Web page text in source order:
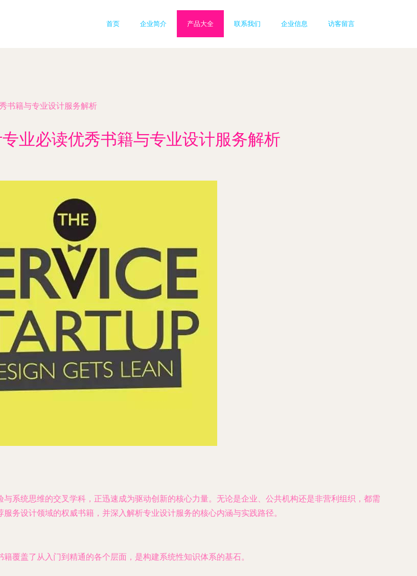
首页 企业简介 产品大全 联系我们 企业信息 访客留言
书籍与专业设计服务解析
业必读优秀书籍与专业设计服务解析
系统思维的交叉学科，正迅速成为驱动创新的核心力量。无论是企业、公共机构还是非营利组织，都需
务设计领域的权威书籍，并深入解析专业设计服务的核心内涵与实践路径。
覆盖了从入门到精通的各个层面，是构建系统性知识体系的基石。